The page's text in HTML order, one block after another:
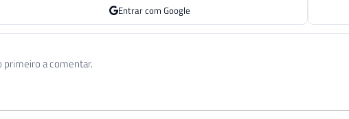
Entrar com Google
primeiro a comentar.